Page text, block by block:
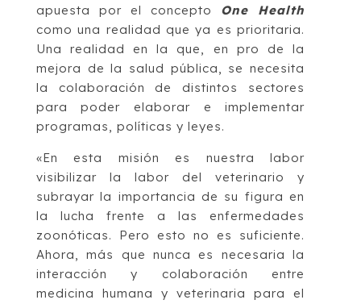
apuesta por el concepto One Health
como una realidad que ya es prioritaria.
Una realidad en la que, en pro de la
mejora de la salud pública, se necesita
la colaboración de distintos sectores
para poder elaborar e implementar
programas, políticas y leyes.
«En esta misión es nuestra labor
visibilizar la labor del veterinario y
subrayar la importancia de su figura en
la lucha frente a las enfermedades
zoonóticas. Pero esto no es suficiente.
Ahora, más que nunca es necesaria la
interacción y colaboración entre
medicina humana y veterinaria para el